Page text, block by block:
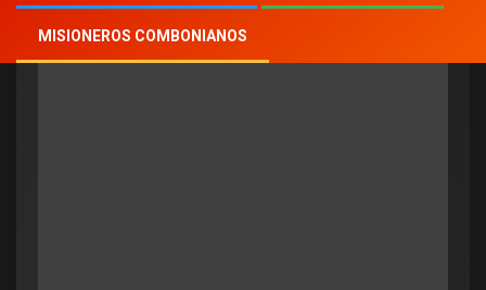
MISIONEROS COMBONIANOS